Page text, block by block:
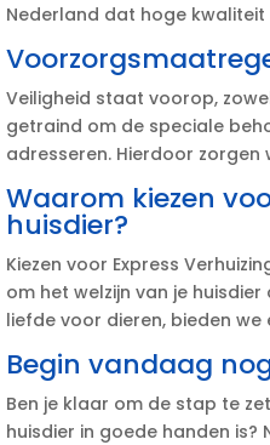
Nederland dat hoge kwaliteit
Veiligheid staat voorop,
getraind om de speciale
adresseren.​ Hierdoor zorgen
Waarom kiezen
huisdier?
Kiezen voor Express
om het welzijn van je
liefde voor dieren, bieden
Begin vandaag
Ben je klaar om de stap te
huisdier in goede handen is?